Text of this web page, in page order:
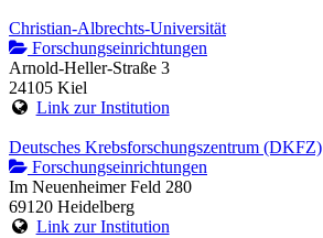
Christian-Albrechts-Universität
Forschungseinrichtungen
Arnold-Heller-Straße 3
24105 Kiel
Link zur Institution
Deutsches Krebsforschungszentrum (DKFZ)
Forschungseinrichtungen
Im Neuenheimer Feld 280
69120 Heidelberg
Link zur Institution